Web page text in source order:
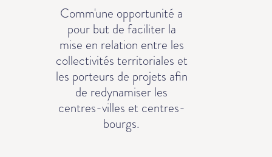
Comm'une opportunité a
pour but de faciliter la
mise en relation entre les
collectivités territoriales et
les porteurs de projets afin
de redynamiser les
centres-villes et centres-
bourgs.